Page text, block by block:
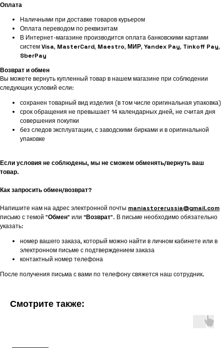
Оплата
Наличными при доставке товаров курьером
Оплата переводом по реквизитам
В Интернет-магазине производится оплата банковскими картами
системVisa, MasterCard, Maestro, МИР, Yandex Pay, Tinkoff Pay,
SberPay
Возврат и обмен
Вы можете вернуть купленный товар в нашем магазине при соблюдении
следующих условий если:
сохранен товарный вид изделия (в том числе оригинальная упаковка)
срок обращения не превышает 14 календарных дней, не считая дня
совершения покупки
без следов эксплуатации, с заводскими бирками и в оригинальной
упаковке
Если условия не соблюдены, мы не сможем обменять/вернуть ваш
товар.
Как запросить обмен/возврат?
Напишите нам на адрес электронной почты maniastorerussia@gmail.com
письмо с темой "Обмен" или “Возврат”. В письме необходимо обязательно
указать:
номер вашего заказа, который можно найти в личном кабинете или в
электронном письме с подтверждением заказа
контактный номер телефона
После получения письма с вами по телефону свяжется наш сотрудник.
Смотрите также: